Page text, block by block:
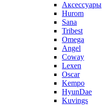
Аксессуары
Hurom
Sana
Tribest
Omega
Angel
Coway
Lexen
Oscar
Kempo
HyunDae
Kuvings